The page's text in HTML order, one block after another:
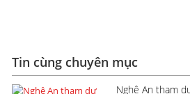
Tin cùng chuyên mục
Nghệ An tham